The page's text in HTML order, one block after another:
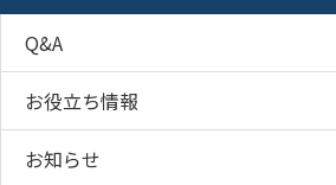
Q&A
お役立ち情報
お知らせ